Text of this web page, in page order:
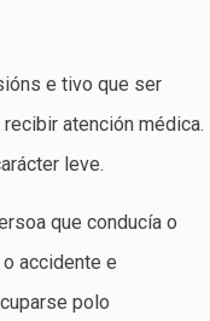
e tivo que ser
atención médica.
leve.
que conducía o
accidente e
polo